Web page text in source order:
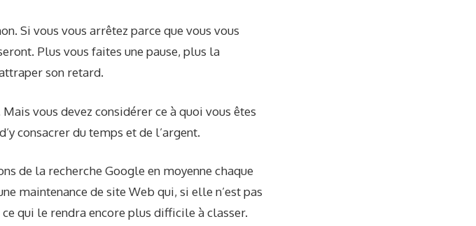
Si vous vous arrêtez parce que vous vous
Plus vous faites une pause, plus la
son retard.
vous devez considérer ce à quoi vous êtes
consacrer du temps et de l’argent.
de la recherche Google en moyenne chaque
maintenance de site Web qui, si elle n’est pas
qui le rendra encore plus difficile à classer.